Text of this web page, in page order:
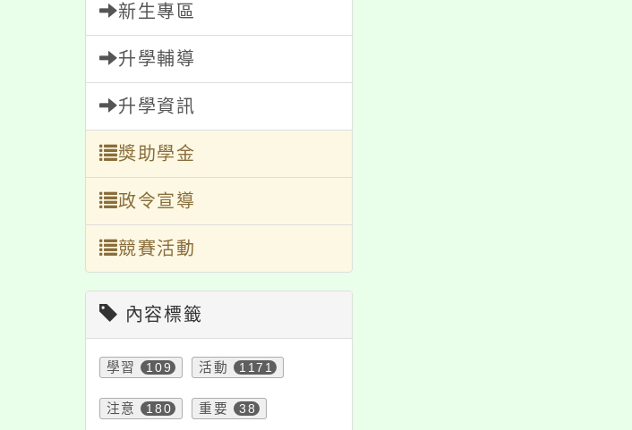
新生專區
升學輔導
升學資訊
獎助學金
政令宣導
競賽活動
內容標籤
學習 109 活動 1171
注意 180 重要 38